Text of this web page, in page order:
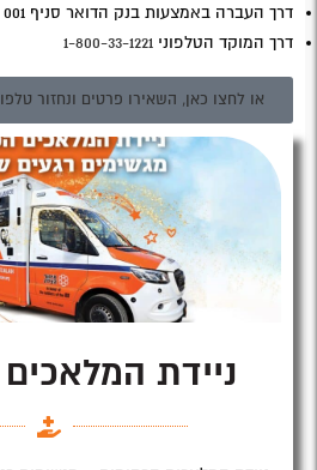
דרך העברה באמצעות בנק הדואר סניף 001 ח-ן 8361599
דרך המוקד הטלפוני 1-800-33-1221
או לחצו כאן, השאירו פרטים ונחזור
ניידת